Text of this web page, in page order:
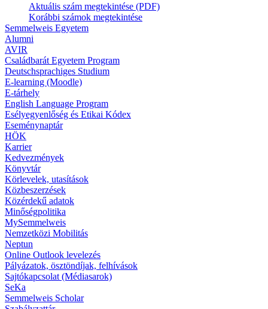
Aktuális szám megtekintése (PDF)
Korábbi számok megtekintése
Semmelweis Egyetem
Alumni
AVIR
Családbarát Egyetem Program
Deutschsprachiges Studium
E-learning (Moodle)
E-tárhely
English Language Program
Esélyegyenlőség és Etikai Kódex
Eseménynaptár
HÖK
Karrier
Kedvezmények
Könyvtár
Körlevelek, utasítások
Közbeszerzések
Közérdekű adatok
Minőségpolitika
MySemmelweis
Nemzetközi Mobilitás
Neptun
Online Outlook levelezés
Pályázatok, ösztöndíjak, felhívások
Sajtókapcsolat (Médiasarok)
SeKa
Semmelweis Scholar